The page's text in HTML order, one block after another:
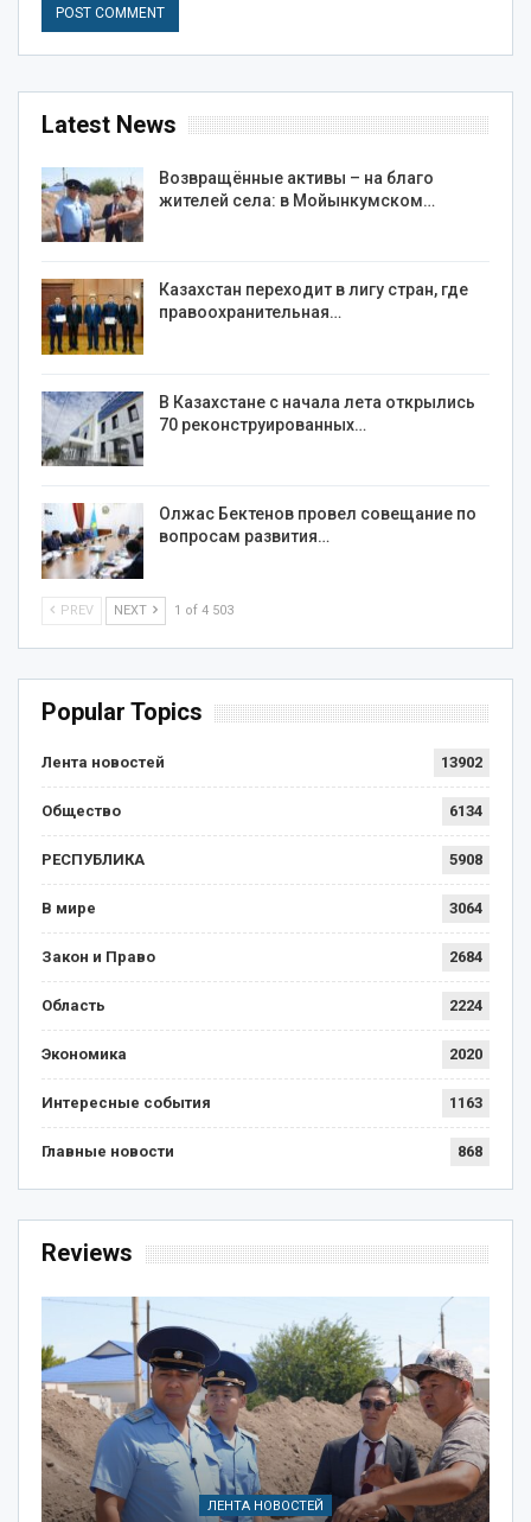
Latest News
Возвращённые активы – на благо
жителей села: в Мойынкумском…
Казахстан переходит в лигу стран, где
правоохранительная…
В Казахстане с начала лета открылись
70 реконструированных…
Олжас Бектенов провел совещание по
вопросам развития…
PREV NEXT 1 of 4 503
Popular Topics
Лента новостей 13902
Общество 6134
РЕСПУБЛИКА 5908
В мире 3064
Закон и Право 2684
Область 2224
Экономика 2020
Интересные события 1163
Главные новости 868
Reviews
ЛЕНТА НОВОСТЕЙ